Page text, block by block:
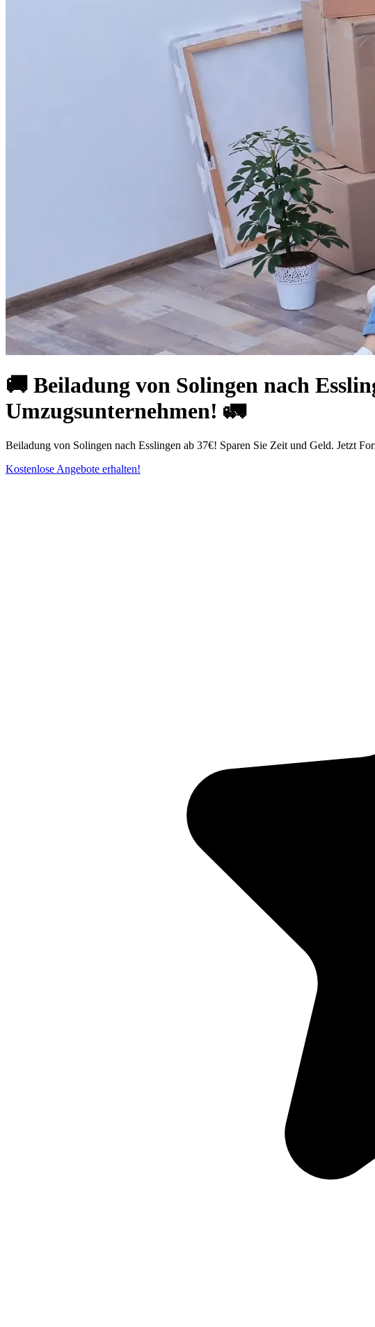
🚚 Beiladung von Solingen nach
Umzugsunternehmen! 🚛
Beiladung von Solingen nach Esslingen ab 37€! Sparen Sie Zeit und Geld. Jetzt
Kostenlose Angebote erhalten!